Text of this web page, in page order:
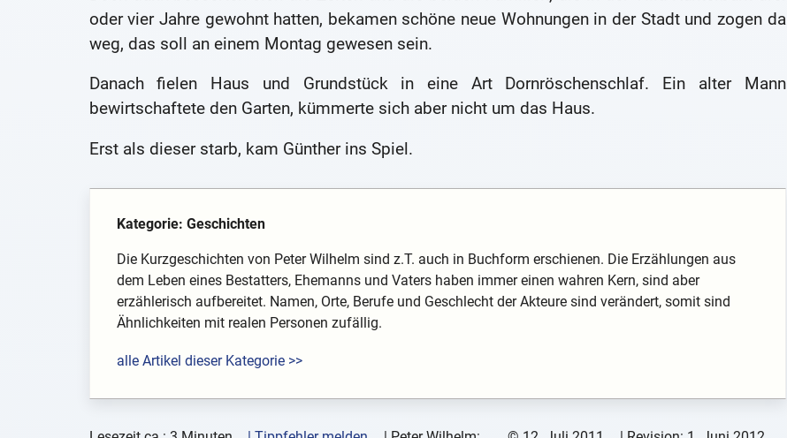
oder vier Jahre gewohnt hatten, bekamen schöne neue Wohnungen in der Stadt und zogen da
weg, das soll an einem Montag gewesen sein.
Danach fielen Haus und Grundstück in eine Art Dornröschenschlaf. Ein alter Mann
bewirtschaftete den Garten, kümmerte sich aber nicht um das Haus.
Erst als dieser starb, kam Günther ins Spiel.
Kategorie: Geschichten
Die Kurzgeschichten von Peter Wilhelm sind z.T. auch in Buchform erschienen. Die Erzählungen aus
dem Leben eines Bestatters, Ehemanns und Vaters haben immer einen wahren Kern, sind aber
erzählerisch aufbereitet. Namen, Orte, Berufe und Geschlecht der Akteure sind verändert, somit sind
Ähnlichkeiten mit realen Personen zufällig.
alle Artikel dieser Kategorie >>